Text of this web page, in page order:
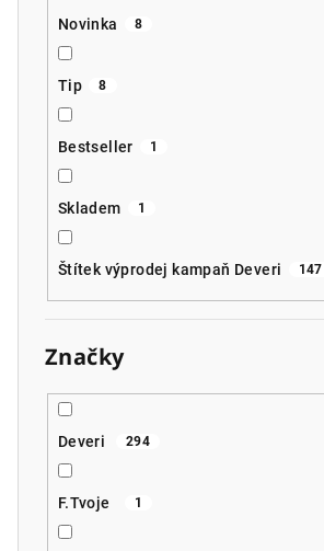
Novinka 8
Tip 8
Bestseller 1
Skladem 1
Štítek výprodej kampaň Deveri 147
Značky
Deveri 294
F.Tvoje 1